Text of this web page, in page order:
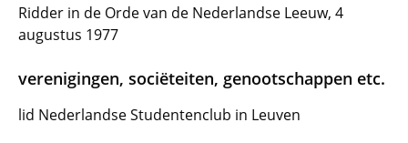
Ridder in de Orde van de Nederlandse Leeuw, 4
augustus 1977
verenigingen, sociëteiten, genootschappen etc.
lid Nederlandse Studentenclub in Leuven